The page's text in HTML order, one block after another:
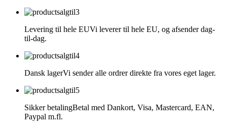
Levering til hele EUVi leverer til hele EU, og afsender dag-
til-dag.
Dansk lagerVi sender alle ordrer direkte fra vores eget lager.
Sikker betalingBetal med Dankort, Visa, Mastercard, EAN,
Paypal m.fl.